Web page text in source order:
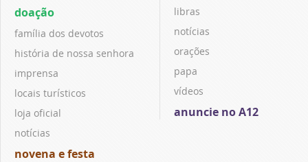
doação
família dos devotos
história de nossa senhora
imprensa
locais turísticos
loja oficial
notícias
novena e festa
libras
notícias
orações
papa
vídeos
anuncie no A12